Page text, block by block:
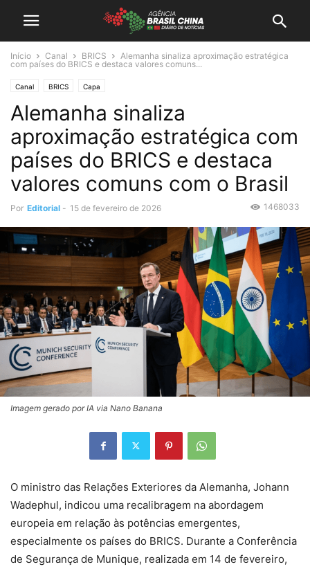
Início Canal BRICS
Alemanha sinaliza aproximação estratégica
com países do BRICS e destaca valores comuns...
Canal BRICS Capa
Alemanha sinaliza
aproximação estratégica com
países do BRICS e destaca
valores comuns com o Brasil
Por Editorial - 15 de fevereiro de 2026 1468033
Imagem gerado por IA via Nano Banana
O ministro das Relações Exteriores da Alemanha, Johann
Wadephul, indicou uma recalibragem na abordagem
europeia em relação às potências emergentes,
especialmente os países do BRICS. Durante a Conferência
de Segurança de Munique, realizada em 14 de fevereiro,